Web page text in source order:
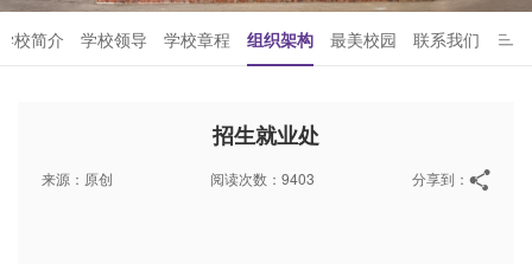
校简介 学校领导 学校章程 组织架构 最美校园 联系我们
招生就业处
来源：原创 阅读次数：9403 分享到：